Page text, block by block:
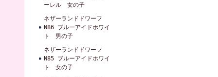
ーレル 女の子
ネザーランドドワーフ
N86 ブルーアイドホワイ
ト 男の子
ネザーランドドワーフ
N85 ブルーアイドホワイ
ト 女の子